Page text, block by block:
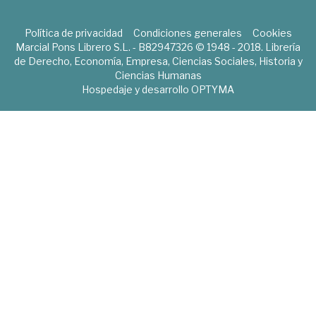
Política de privacidad Condiciones generales
Cookies
Marcial Pons Librero S.L. - B82947326 © 1948 - 2018. Librería
de Derecho, Economía, Empresa, Ciencias Sociales, Historia y
Ciencias Humanas
Hospedaje y desarrollo OPTYMA